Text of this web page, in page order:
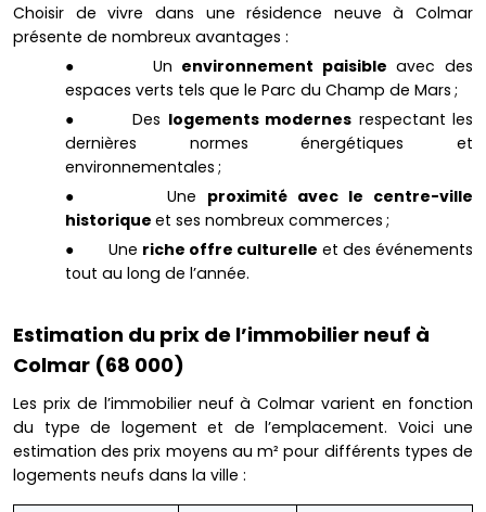
Choisir de vivre dans une résidence neuve à Colmar
présente de nombreux avantages :
● Un environnement paisible avec des
espaces verts tels que le Parc du Champ de Mars ;
● Des logements modernes respectant les
dernières normes énergétiques et
environnementales ;
● Une proximité avec le centre-ville
historique et ses nombreux commerces ;
● Une riche offre culturelle et des événements
tout au long de l’année.
Estimation du prix de l’immobilier neuf à
Colmar (68 000)
Les prix de l’immobilier neuf à Colmar varient en fonction
du type de logement et de l’emplacement. Voici une
estimation des prix moyens au m² pour différents types de
logements neufs dans la ville :